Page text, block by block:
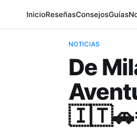
InicioReseñasConsejosGuías
NOTICIAS
De